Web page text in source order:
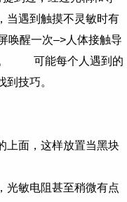
当遇到触摸不灵敏时有
唤醒一次–>人体接触导
。 可能每个人遇到的
技巧。
面，这样放置当黑块
敏电阻甚至稍微有点